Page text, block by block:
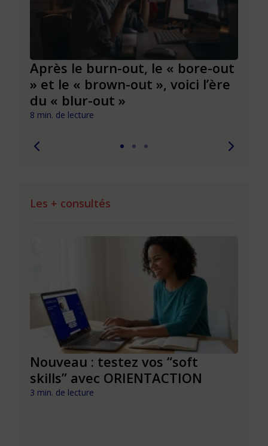
Après le burn-out, le « bore-out
» et le « brown-out », voici l’ère
du « blur-out »
8 min. de lecture
Les + consultés
Nouveau : testez vos “soft
skills” avec ORIENTACTION
3 min. de lecture